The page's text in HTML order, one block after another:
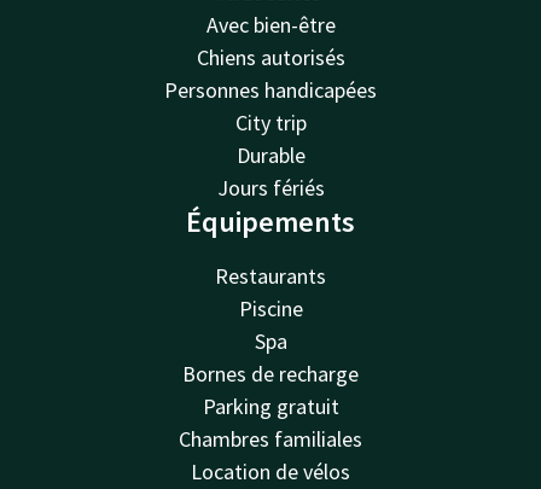
Avec bien-être
Chiens autorisés
Personnes handicapées
City trip
Durable
Jours fériés
Équipements
Restaurants
Piscine
Spa
Bornes de recharge
Parking gratuit
Chambres familiales
Location de vélos